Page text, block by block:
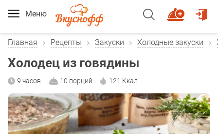
Меню
Главная Рецепты Закуски Холодные закуски
Холодец из говядины
9 часов 10 порций 121 Ккал